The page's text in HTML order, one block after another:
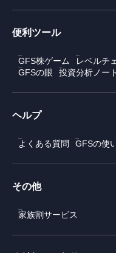
便利ツール
GFS株ゲーム レベルチ
GFSの眼
投資分析ノート
ヘルプ
よくある質問 GFSの使
その他
家族割サービス